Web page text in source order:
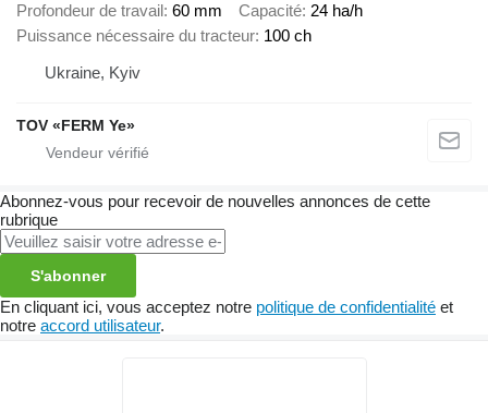
Profondeur de travail 60 mm Capacité 24 ha/h
Puissance nécessaire du tracteur 100 ch
Ukraine, Kyiv
TOV «FERM Ye»
Abonnez-vous pour recevoir de nouvelles annonces de cette
rubrique
S'abonner
En cliquant ici, vous acceptez notre politique de confidentialité et
notre accord utilisateur.